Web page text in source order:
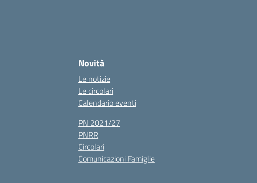
Novità
Le notizie
Le circolari
Calendario eventi
PN 2021/27
PNRR
Circolari
Comunicazioni Famiglie